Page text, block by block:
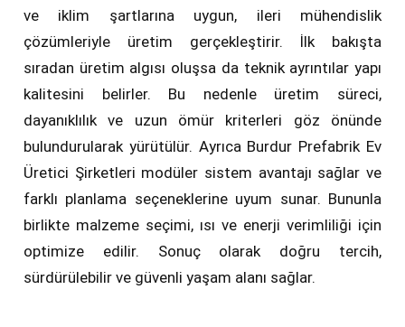
ve iklim şartlarına uygun, ileri mühendislik
çözümleriyle üretim gerçekleştirir. İlk bakışta
sıradan üretim algısı oluşsa da teknik ayrıntılar yapı
kalitesini belirler. Bu nedenle üretim süreci,
dayanıklılık ve uzun ömür kriterleri göz önünde
bulundurularak yürütülür. Ayrıca Burdur Prefabrik Ev
Üretici Şirketleri modüler sistem avantajı sağlar ve
farklı planlama seçeneklerine uyum sunar. Bununla
birlikte malzeme seçimi, ısı ve enerji verimliliği için
optimize edilir. Sonuç olarak doğru tercih,
sürdürülebilir ve güvenli yaşam alanı sağlar.